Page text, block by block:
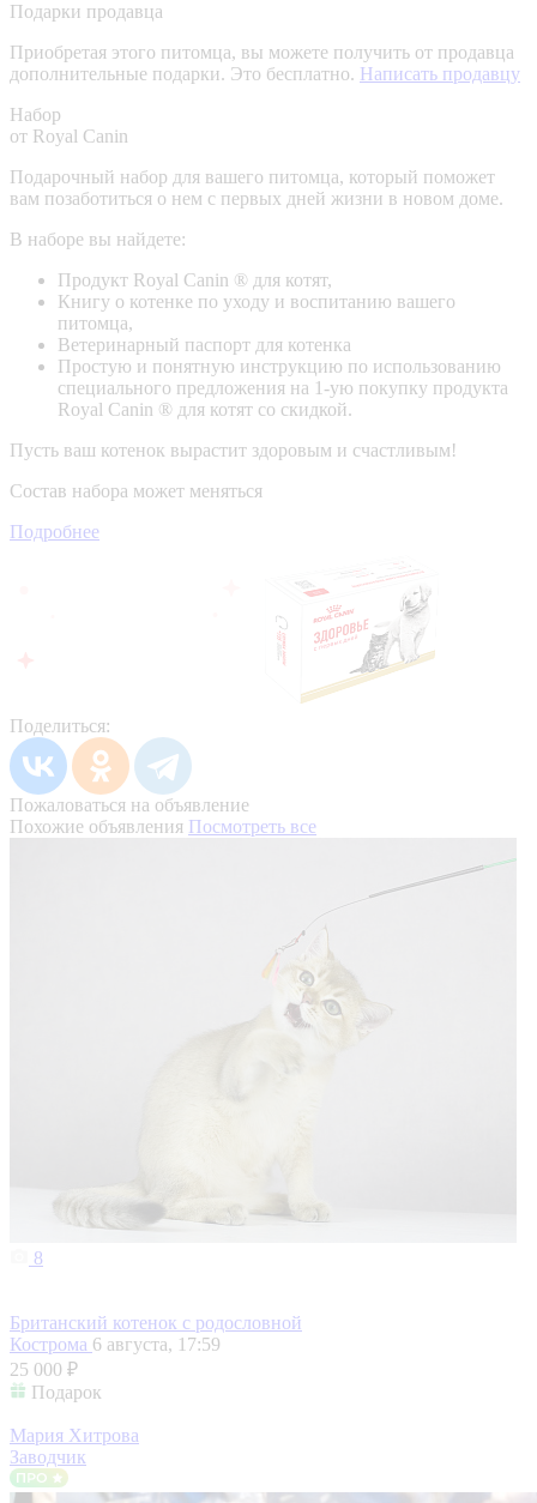
Подарки продавца
Приобретая этого питомца, вы можете получить от продавца
дополнительные подарки. Это бесплатно. Написать продавцу
Набор
от Royal Canin
Подарочный набор для вашего питомца, который поможет
вам позаботиться о нем с первых дней жизни в новом доме.
В наборе вы найдете:
Продукт Royal Canin ® для котят,
Книгу о котенке по уходу и воспитанию вашего
питомца,
Ветеринарный паспорт для котенка
Простую и понятную инструкцию по использованию
специального предложения на 1-ую покупку продукта
Royal Canin ® для котят со скидкой.
Пусть ваш котенок вырастит здоровым и счастливым!
Состав набора может меняться
Подробнее
Поделиться:
Пожаловаться на объявление
Похожие объявления Посмотреть все
8
Британский котенок с родословной
Кострома 6 августа, 17:59
25 000 ₽
Подарок
Мария Хитрова
Заводчик